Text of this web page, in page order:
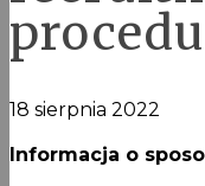
18 sierpnia 2022
Informacja o